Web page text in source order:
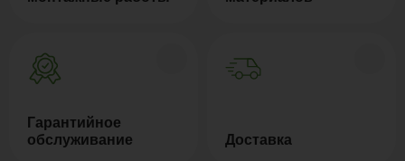
Гарантийное
обслуживание
Доставка